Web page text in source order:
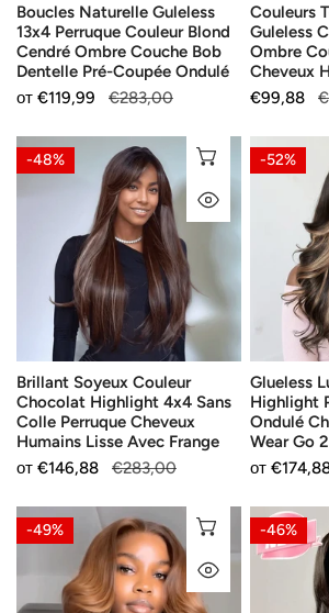
Couche
Bob
Dentelle
Pré-
Ondulé
Boucles Naturelle Guleless
13x4 Perruque Couleur Blond
Cendré Ombre Couche Bob
Dentelle Pré-Coupée Ondulé
Продажна
от €119,99
Редовна
€283,00
Perruque
Cheveux
Humains
Lisse
Couleurs
Guleless
Ombre
Cheveux
Продажна
€99,88
Редовна
Brillant
Soyeux
Highlight
Sans
Perruque
Cheveux
Humains
Lisse
Avec
-48% ИЗБЕРЕТЕ
БЪРЗ
Brillant Soyeux Couleur
Chocolat Highlight 4x4 Sans
Colle Perruque Cheveux
Humains Lisse Avec Frange
Продажна
от €146,88
Редовна
€283,00
Glueless
Luxe
Highlight
Perruque
Sans
Ondulé
Cheveux
Humains
Wear
Go
Densité
-52%
Glueless
Highlight
Ondulé
Wear Go
Продажна
от
Редовна
Glueless
Enjoué
Couleur
-49% ИЗБЕРЕТЕ
БЪРЗ
Glueless
Facile
Entretenir
-46%